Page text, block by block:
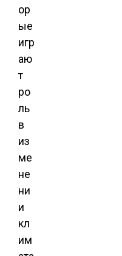
ор
ые
игр
аю
т
ро
ль
в
из
ме
не
ни
и
кл
им